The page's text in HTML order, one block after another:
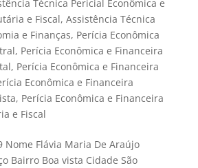
Técnica Pericial Econômica e
e Fiscal, Assistência Técnica
e Finanças, Perícia Econômica
, Perícia Econômica e Financeira
, Perícia Econômica e Financeira
Econômica e Financeira
, Perícia Econômica e Financeira
e Fiscal
Nome Flávia Maria De Araújo
Bairro Boa vista Cidade São